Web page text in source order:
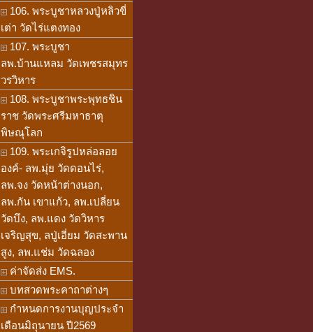
106. พระบูชาหลวงปู่หลิวขี่
เต่า วัดไร่แตงทอง
107. พระบูชา
ลพ.บ้านแหลม วัดเพชรสมุทร
วรวิหาร
108. พระบูชาพระพุทธชิน
ราช วัดพระศรีมหาธาตุ
พิษณุโลก
109. พระเกจิรูปหล่อลอย
องค์- ลพ.มุ่ย วัดดอนไร่,
ลพ.จง วัดหน้าต่างนอก,
ลพ.กัน เขาแก้ว, ลพ.เปลี่ยน
วัดบึง, ลพ.แดง วัดวิหาร
เจริญสุข, ลปู่เอี่ยม วัดสะพาน
สูง, ลพ.แช่ม วัดฉลอง
ค่าจัดส่ง EMS.
บทสวดพระคาถาต่างๆ
กำหนดการงานบุญประจำ
เดือนมิถุนายน ปี2569